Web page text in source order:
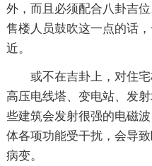
外，而且必须配合八卦吉
售楼人员鼓吹这一点的话
近。
或不在吉卦上，对住
高压电线塔、变电站、发
些建筑会发射很强的电磁
体各项功能受干扰，会导
病变。